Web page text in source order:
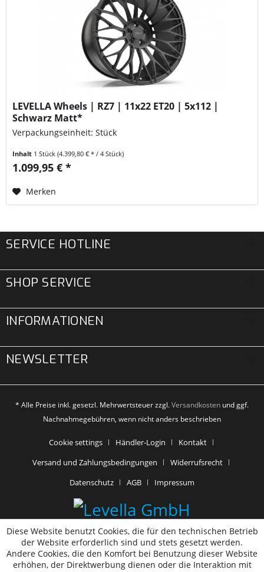
LEVELLA Wheels | RZ7 | 11x22 ET20 | 5x112 |
Schwarz Matt*
Verpackungseinheit: Stück
Inhalt 1 Stück(4.399,80 € * / 4 Stück)
1.099,95 € *
Merken
SERVICE HOTLINE
SHOP SERVICE
INFORMATIONEN
NEWSLETTER
* Alle Preise inkl. gesetzl. Mehrwertsteuer zzgl.Versandkosten und ggf.
Nachnahmegebühren, wenn nicht anders beschrieben
Cookie settings Händler-Login
Kontakt
Versand und Zahlungsbedingungen
Widerrufsrecht
Datenschutz
AGB Impressum
Diese Website benutzt Cookies, die für den technischen Betrieb
der Website erforderlich sind und stets gesetzt werden.
Andere Cookies, die den Komfort bei Benutzung dieser Website
erhöhen, der Direktwerbung dienen oder die Interaktion mit